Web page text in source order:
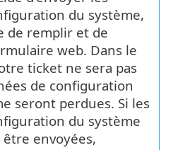
du système,
de remplir et de
web. Dans le
ticket ne sera pas
de configuration
seront perdues. Si les
du système
envoyées,